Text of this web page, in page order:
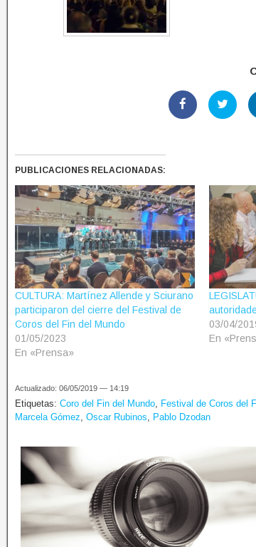
PUBLICACIONES RELACIONADAS:
CULTURA: Martínez Allende y Sciurano
participaron del cierre del Festival de
Coros del Fin del Mundo
01/05/2023
En «Prensa»
03/04/
En
Actualizado: 06/05/2019 — 14:19
Etiquetas: Coro del Fin del Mundo, Festival de Coros del
Marcela Gómez, Oscar Rubinos, Pablo Dzodan